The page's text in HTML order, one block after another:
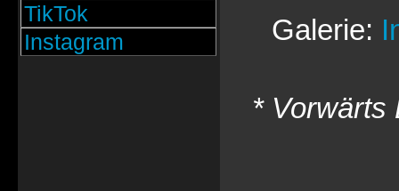
TikTok
Instagram
Galerie:
* Vorwärts